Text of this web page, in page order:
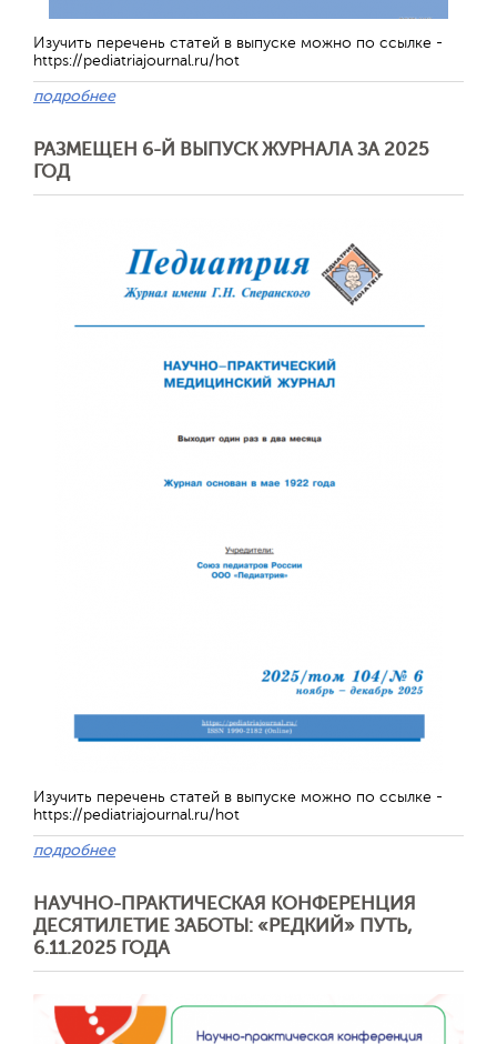
Изучить перечень статей в выпуске можно по ссылке -
https://pediatriajournal.ru/hot
подробнее
РАЗМЕЩЕН 6-Й ВЫПУСК ЖУРНАЛА ЗА 2025
ГОД
Изучить перечень статей в выпуске можно по ссылке -
https://pediatriajournal.ru/hot
подробнее
НАУЧНО-ПРАКТИЧЕСКАЯ КОНФЕРЕНЦИЯ
ДЕСЯТИЛЕТИЕ ЗАБОТЫ: «РЕДКИЙ» ПУТЬ,
6.11.2025 ГОДА